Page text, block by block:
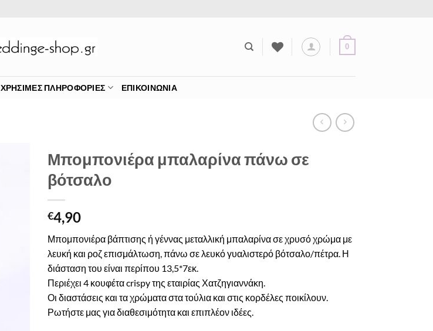
0
ΧΡΉΣΙΜΕΣ ΠΛΗΡΟΦΟΡΊΕΣ ΕΠΙΚΟΙΝΩΝΊΑ
Μπομπονιέρα μπαλαρίνα πάνω σε
βότσαλο
€4,90
Μπομπονιέρα βάπτισης ή γέννας μεταλλική μπαλαρίνα σε χρυσό χρώμα με
λευκή και ροζ επισμάλτωση, πάνω σε λευκό γυαλιστερό βότσαλο/πέτρα. Η
διάσταση του είναι περίπου 13,5*7εκ.
Περιέχει 4 κουφέτα crispy της εταιρίας Χατζηγιαννάκη.
Οι διαστάσεις και τα χρώματα στα τούλια και στις κορδέλες ποικίλουν.
Ρωτήστε μας για διαθεσιμότητα και επιπλέον ιδέες.